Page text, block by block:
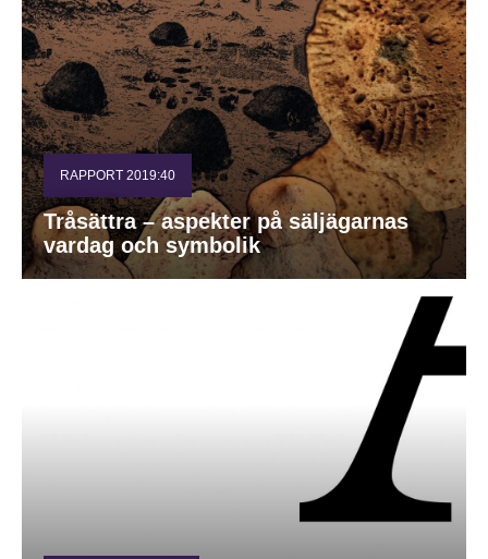
RAPPORT 2019:40
Tråsättra – aspekter på säljägarnas
vardag och symbolik